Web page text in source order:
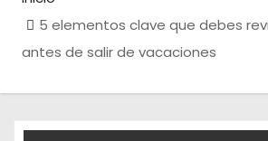
o
5 elementos clave que debes
antes de salir de vacaciones